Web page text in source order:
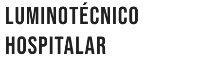
luminotécnico
hospitalar